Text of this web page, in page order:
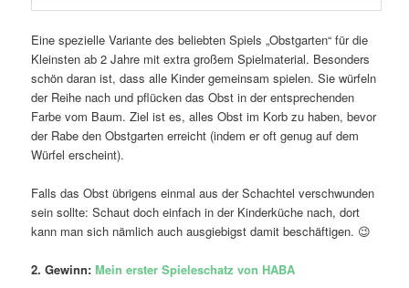
Eine spezielle Variante des beliebten Spiels „Obstgarten“ für die
Kleinsten ab 2 Jahre mit extra großem Spielmaterial. Besonders
schön daran ist, dass alle Kinder gemeinsam spielen. Sie würfeln
der Reihe nach und pflücken das Obst in der entsprechenden
Farbe vom Baum. Ziel ist es, alles Obst im Korb zu haben, bevor
der Rabe den Obstgarten erreicht (indem er oft genug auf dem
Würfel erscheint).
Falls das Obst übrigens einmal aus der Schachtel verschwunden
sein sollte: Schaut doch einfach in der Kinderküche nach, dort
kann man sich nämlich auch ausgiebigst damit beschäftigen. 😉
2. Gewinn: Mein erster Spieleschatz von HABA